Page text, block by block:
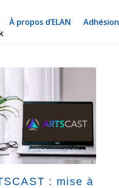
À propos d’ELAN Adhésion
: mise à